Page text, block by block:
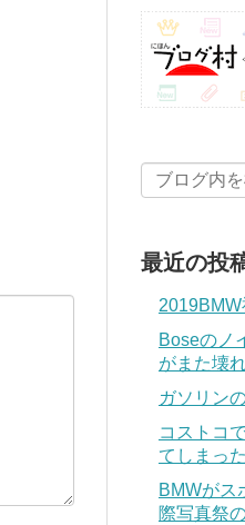
最近の投
Boseのノ
がまた壊
ガソリン
コストコ
てしまった
BMWがス
際写真祭